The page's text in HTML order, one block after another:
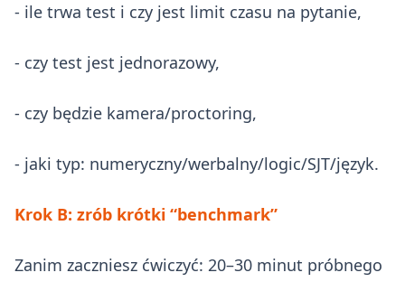
- ile trwa test i czy jest limit czasu na pytanie,
- czy test jest jednorazowy,
- czy będzie kamera/proctoring,
- jaki typ: numeryczny/werbalny/logic/SJT/język.
Krok B: zrób krótki “benchmark”
Zanim zaczniesz ćwiczyć: 20–30 minut próbnego